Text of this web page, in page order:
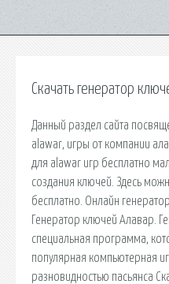
Скачать генератор
Данный раздел сайта
alawar, игры от компании
для alawar игр бесплатно
создания ключей. Здесь
бесплатно. Онлайн
Генератор ключей Алавар.
специальная программа,
популярная компьютерная
разновидностью пасьянса